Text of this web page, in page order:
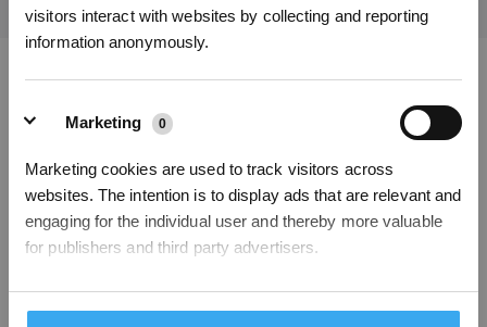
visitors interact with websites by collecting and reporting
information anonymously.
Marketing 0
Marketing cookies are used to track visitors across
websites. The intention is to display ads that are relevant and
engaging for the individual user and thereby more valuable
for publishers and third party advertisers.
INNOVATION
S'INSCRIRE